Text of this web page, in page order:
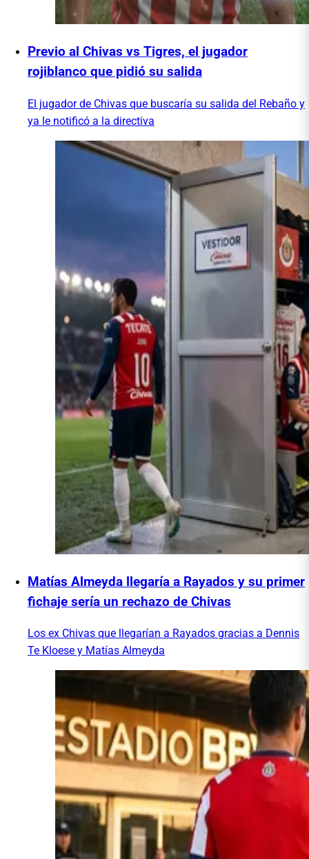
Previo al Chivas vs Tigres, el jugador
rojiblanco que pidió su salida
El jugador de Chivas que buscaría su salida del Rebaño y
ya le notificó a la directiva
Matías Almeyda llegaría a Rayados y su primer
fichaje sería un rechazo de Chivas
Los ex Chivas que llegarían a Rayados gracias a Dennis
Te Kloese y Matías Almeyda